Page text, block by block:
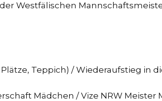
Westfälischen
Teppich) / Wiederaufstieg in
Mädchen / Vize NRW Meister